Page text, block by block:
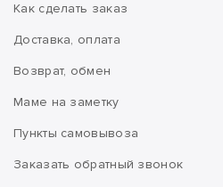
Как сделать заказ
Доставка, оплата
Возврат, обмен
Маме на заметку
Пункты самовывоза
Заказать обратный звонок